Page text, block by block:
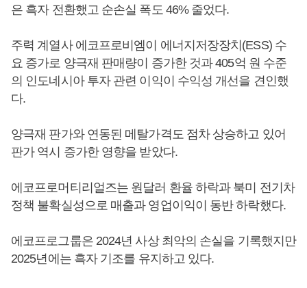
은 흑자 전환했고 순손실 폭도 46% 줄었다.
주력 계열사 에코프로비엠이 에너지저장장치(ESS) 수
요 증가로 양극재 판매량이 증가한 것과 405억 원 수준
의 인도네시아 투자 관련 이익이 수익성 개선을 견인했
다.
양극재 판가와 연동된 메탈가격도 점차 상승하고 있어
판가 역시 증가한 영향을 받았다.
에코프로머티리얼즈는 원달러 환율 하락과 북미 전기차
정책 불확실성으로 매출과 영업이익이 동반 하락했다.
에코프로그룹은 2024년 사상 최악의 손실을 기록했지만
2025년에는 흑자 기조를 유지하고 있다.